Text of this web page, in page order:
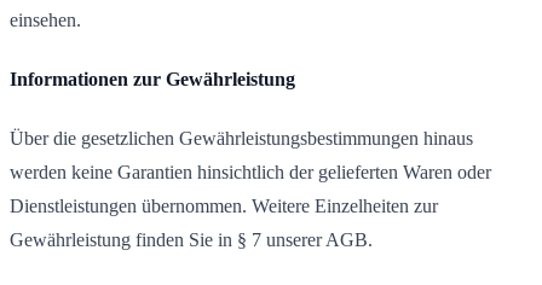
einsehen.
Informationen zur Gewährleistung
Über die gesetzlichen Gewährleistungsbestimmungen hinaus
werden keine Garantien hinsichtlich der gelieferten Waren oder
Dienstleistungen übernommen. Weitere Einzelheiten zur
Gewährleistung finden Sie in § 7 unserer AGB.